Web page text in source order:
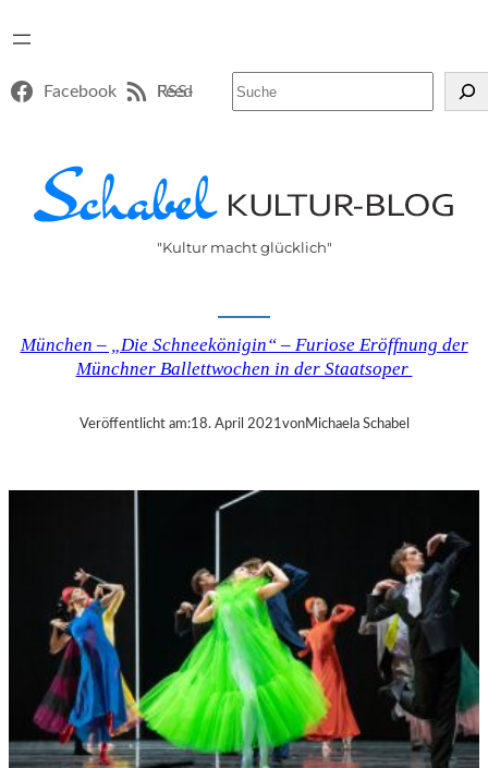
Facebook RSS-Feed
"Kultur macht glücklich"
München – „Die Schneekönigin“ – Furiose Eröffnung der
Münchner Ballettwochen in der Staatsoper
Veröffentlicht am:18. April 2021vonMichaela Schabel